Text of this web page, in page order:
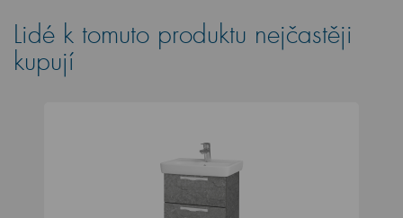
Lidé k tomuto produktu nejčastěji
kupují